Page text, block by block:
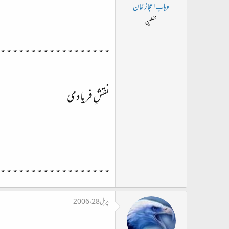
وہاب اعجاز خان
محفلین
نقشِ فریادی
۔۔۔۔۔۔۔۔۔۔۔۔۔۔۔۔۔۔
اپریل 28، 2006